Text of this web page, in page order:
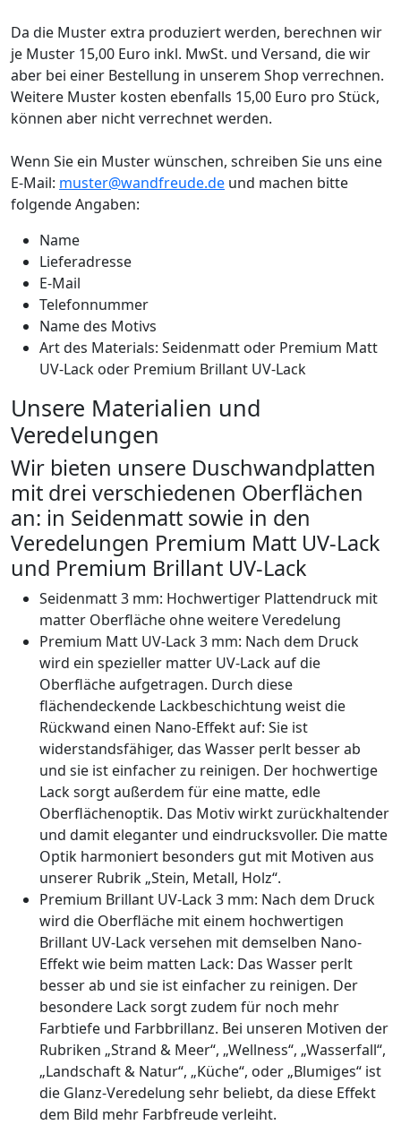
Da die Muster extra produziert werden, berechnen wir
je Muster 15,00 Euro inkl. MwSt. und Versand, die wir
aber bei einer Bestellung in unserem Shop verrechnen.
Weitere Muster kosten ebenfalls 15,00 Euro pro Stück,
können aber nicht verrechnet werden.
Wenn Sie ein Muster wünschen, schreiben Sie uns eine
E-Mail: muster@wandfreude.de und machen bitte
folgende Angaben:
Name
Lieferadresse
E-Mail
Telefonnummer
Name des Motivs
Art des Materials: Seidenmatt oder Premium Matt
UV-Lack oder Premium Brillant UV-Lack
Unsere Materialien und
Veredelungen
Wir bieten unsere Duschwandplatten
mit drei verschiedenen Oberflächen
an: in Seidenmatt sowie in den
Veredelungen Premium Matt UV-Lack
und Premium Brillant UV-Lack
Seidenmatt 3 mm: Hochwertiger Plattendruck mit
matter Oberfläche ohne weitere Veredelung
Premium Matt UV-Lack 3 mm: Nach dem Druck
wird ein spezieller matter UV-Lack auf die
Oberfläche aufgetragen. Durch diese
flächendeckende Lackbeschichtung weist die
Rückwand einen Nano-Effekt auf: Sie ist
widerstandsfähiger, das Wasser perlt besser ab
und sie ist einfacher zu reinigen. Der hochwertige
Lack sorgt außerdem für eine matte, edle
Oberflächenoptik. Das Motiv wirkt zurückhaltender
und damit eleganter und eindrucksvoller. Die matte
Optik harmoniert besonders gut mit Motiven aus
unserer Rubrik „Stein, Metall, Holz“.
Premium Brillant UV-Lack 3 mm: Nach dem Druck
wird die Oberfläche mit einem hochwertigen
Brillant UV-Lack versehen mit demselben Nano-
Effekt wie beim matten Lack: Das Wasser perlt
besser ab und sie ist einfacher zu reinigen. Der
besondere Lack sorgt zudem für noch mehr
Farbtiefe und Farbbrillanz. Bei unseren Motiven der
Rubriken „Strand & Meer“, „Wellness“, „Wasserfall“,
„Landschaft & Natur“, „Küche“, oder „Blumiges“ ist
die Glanz-Veredelung sehr beliebt, da diese Effekt
dem Bild mehr Farbfreude verleiht.